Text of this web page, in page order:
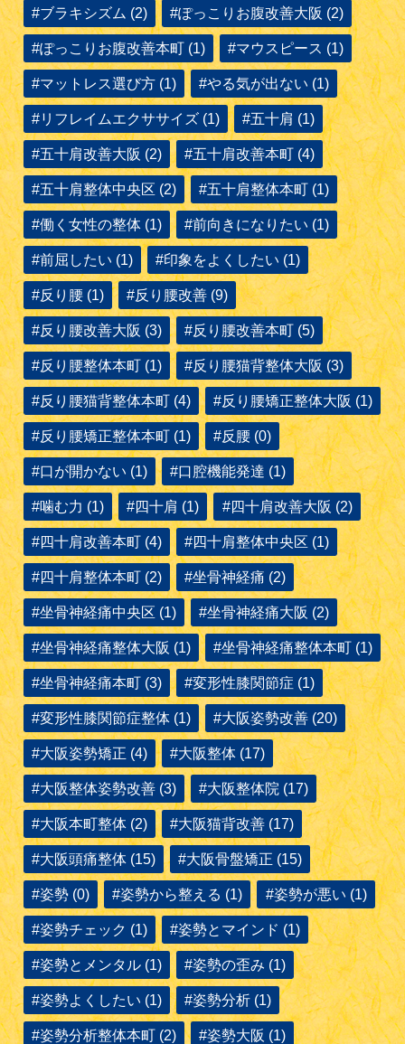
#ブラキシズム (2) #ぽっこりお腹改善大阪 (2)
#ぽっこりお腹改善本町 (1) #マウスピース (1)
#マットレス選び方 (1) #やる気が出ない (1)
#リフレイムエクササイズ (1) #五十肩 (1)
#五十肩改善大阪 (2) #五十肩改善本町 (4)
#五十肩整体中央区 (2) #五十肩整体本町 (1)
#働く女性の整体 (1) #前向きになりたい (1)
#前屈したい (1) #印象をよくしたい (1)
#反り腰 (1) #反り腰改善 (9)
#反り腰改善大阪 (3) #反り腰改善本町 (5)
#反り腰整体本町 (1) #反り腰猫背整体大阪 (3)
#反り腰猫背整体本町 (4) #反り腰矯正整体大阪 (1)
#反り腰矯正整体本町 (1) #反腰 (0)
#口が開かない (1) #口腔機能発達 (1)
#噛む力 (1) #四十肩 (1) #四十肩改善大阪 (2)
#四十肩改善本町 (4) #四十肩整体中央区 (1)
#四十肩整体本町 (2) #坐骨神経痛 (2)
#坐骨神経痛中央区 (1) #坐骨神経痛大阪 (2)
#坐骨神経痛整体大阪 (1) #坐骨神経痛整体本町 (1)
#坐骨神経痛本町 (3) #変形性膝関節症 (1)
#変形性膝関節症整体 (1) #大阪姿勢改善 (20)
#大阪姿勢矯正 (4) #大阪整体 (17)
#大阪整体姿勢改善 (3) #大阪整体院 (17)
#大阪本町整体 (2) #大阪猫背改善 (17)
#大阪頭痛整体 (15) #大阪骨盤矯正 (15)
#姿勢 (0) #姿勢から整える (1) #姿勢が悪い (1)
#姿勢チェック (1) #姿勢とマインド (1)
#姿勢とメンタル (1) #姿勢の歪み (1)
#姿勢よくしたい (1) #姿勢分析 (1)
#姿勢分析整体本町 (2) #姿勢大阪 (1)